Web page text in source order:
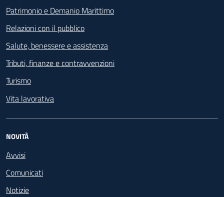
Patrimonio e Demanio Marittimo
Relazioni con il pubblico
Salute, benessere e assistenza
Tributi, finanze e contravvenzioni
Turismo
Vita lavorativa
NOVITÀ
Avvisi
Comunicati
Notizie